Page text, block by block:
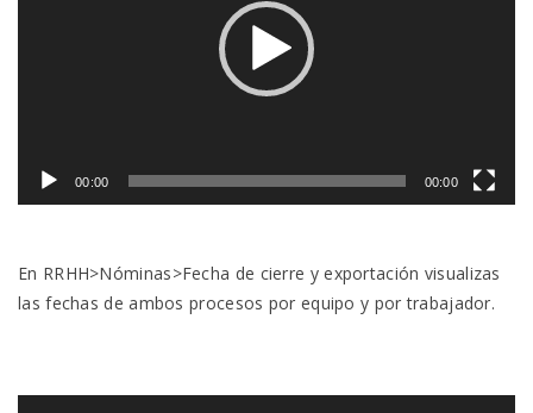
00:00 00:00
En RRHH>Nóminas>Fecha de cierre y exportación visualizas
las fechas de ambos procesos por equipo y por trabajador.